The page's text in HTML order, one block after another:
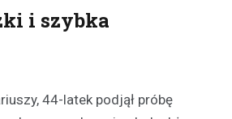
i szybka
44-latek podjął próbę